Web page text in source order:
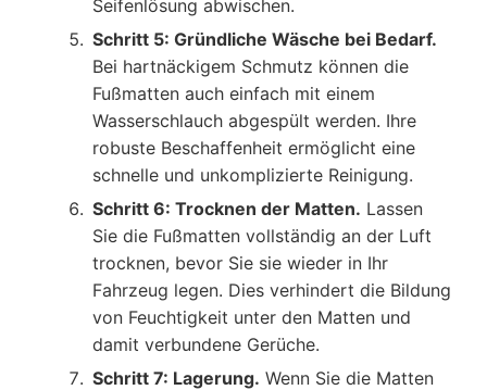
Seifenlösung abwischen.
Schritt 5: Gründliche Wäsche bei Bedarf.
Bei hartnäckigem Schmutz können die
Fußmatten auch einfach mit einem
Wasserschlauch abgespült werden. Ihre
robuste Beschaffenheit ermöglicht eine
schnelle und unkomplizierte Reinigung.
Schritt 6: Trocknen der Matten. Lassen
Sie die Fußmatten vollständig an der Luft
trocknen, bevor Sie sie wieder in Ihr
Fahrzeug legen. Dies verhindert die Bildung
von Feuchtigkeit unter den Matten und
damit verbundene Gerüche.
Schritt 7: Lagerung. Wenn Sie die Matten